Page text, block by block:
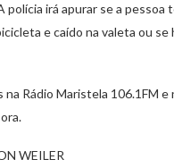
polícia irá apurar se a pessoa
e caído na valeta ou se
na Rádio Maristela 106.1FM e
WEILER